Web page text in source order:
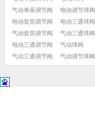
气动单座调节阀
电动套筒调节阀
气动套筒调节阀
电动三通调节阀
气动三通调节阀
电动调节球阀
电动三通球阀
气动三通球阀
气动球阀
气动调节球阀